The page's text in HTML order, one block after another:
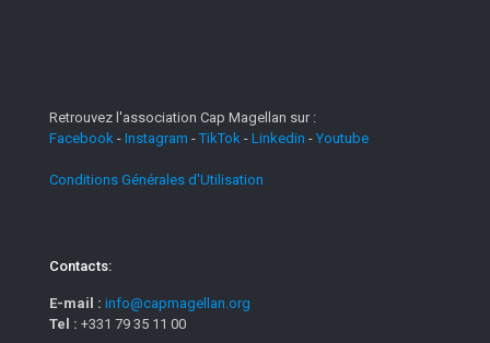
Retrouvez l'association Cap Magellan sur :
Facebook - Instagram -TikTok - Linkedin - Youtube
Conditions Générales d'Utilisation
Contacts:
E-mail : info@capmagellan.org
Tel : +331 79 35 11 00